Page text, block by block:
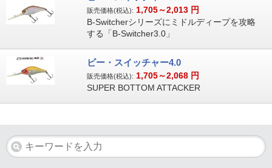
販売価格(税込): 1,705～2,013 円
B-Switcherシリーズにミドルディープを攻略
する「B-Switcher3.0」
ビー・スイッチャー4.0
販売価格(税込): 1,705～2,068 円
SUPER BOTTOM ATTACKER